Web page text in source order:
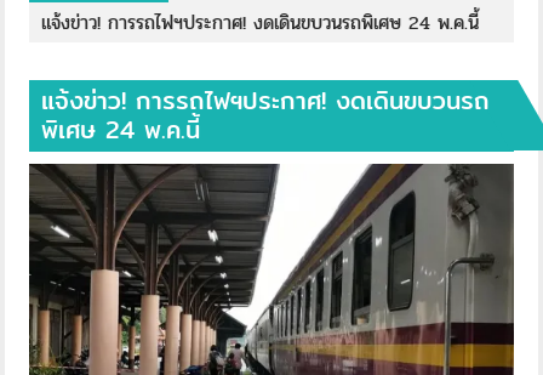
แจ้งข่าว! การรถไฟฯประกาศ! งดเดินขบวนรถพิเศษ 24 พ.ค.นี้
แจ้งข่าว! การรถไฟฯประกาศ! งดเดินขบวนรถ
พิเศษ 24 พ.ค.นี้